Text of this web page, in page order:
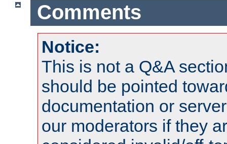
Comments
Notice:
This is not a Q&A
should be pointed
documentation or
our moderators if they